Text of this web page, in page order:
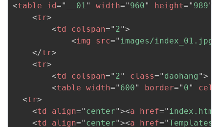
<table id=" __01 " width=" 960" height=" 989"
<tr>
<td colspan=" 2">
<img src=" images/index_01.jpg
</tr>
<tr>
<td colspan=" 2" class=" daohang ">
<table width=" 600" border=" 0"
<tr>
<td align=" center"><a href=" index.htm
<td align=" center"><a href="